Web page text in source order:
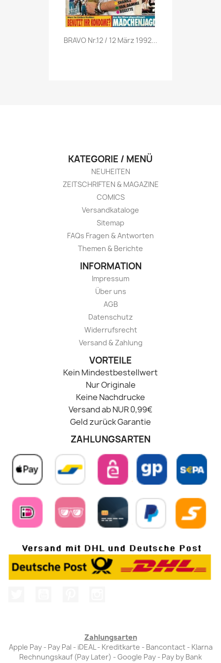
Vorschau
BRAVO Nr.12 / 12 März 1992...
KATEGORIE / MENÜ
NEUHEITEN
ZEITSCHRIFTEN & MAGAZINE
COMICS
Versandkataloge
Sitemap
FAQs Fragen & Antworten
Themen & Berichte
INFORMATION
Impressum
Über uns
AGB
Datenschutz
Widerrufsrecht
Versand & Zahlung
VORTEILE
Kein Mindestbestellwert
Nur Originale
Keine Nachdrucke
Versand ab NUR 0,99€
Geld zurück Garantie
ZAHLUNGSARTEN
Zahlungsarten
Apple Pay - Pay Pal - iDEAL - Kreditkarte - Bancontact - Klarna
Rechnungskauf (Pay Later) - Google Pay - Pay by Bank